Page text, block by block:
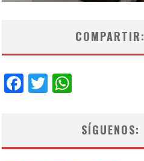
COMPARTIR:
Facebook
Twitter
SÍGUENOS: